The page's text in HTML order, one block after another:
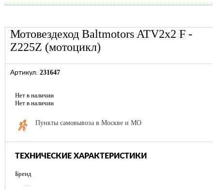
Мотовездеход Baltmotors ATV2x2 F -
Z225Z (мотоцикл)
Артикул: 231647
Нет в наличии
Нет в наличии
Пункты самовывоза в Москве и МО
ТЕХНИЧЕСКИЕ ХАРАКТЕРИСТИКИ
Бренд
—